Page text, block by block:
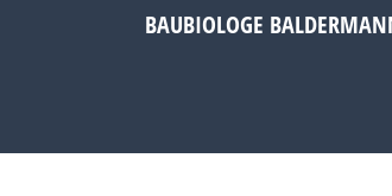
BAUBIOLOGE